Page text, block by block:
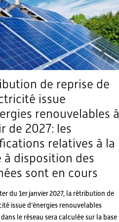
de reprise de
issue
renouvelables à
de 2027: les
relatives à la
à disposition des
sont en cours
du 1er janvier 2027, la rétribution de
issue d’énergies renouvelables
le réseau sera calculée sur la base